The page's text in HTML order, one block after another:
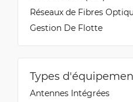
Réseaux de Fibres
Gestion De Flotte
Types
Antennes Intégrées